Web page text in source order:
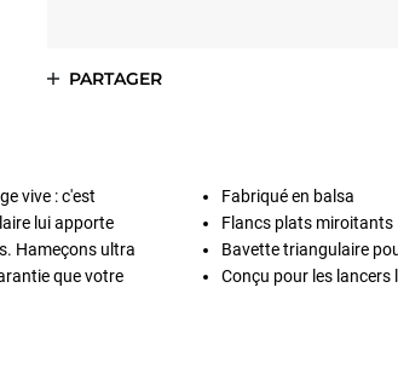
PARTAGER
vive : c'est
lui apporte
Hameçons ultra
que votre
Fabriqué en balsa
Flancs plats miroitants
Bavette triangulaire
Conçu pour les lancers